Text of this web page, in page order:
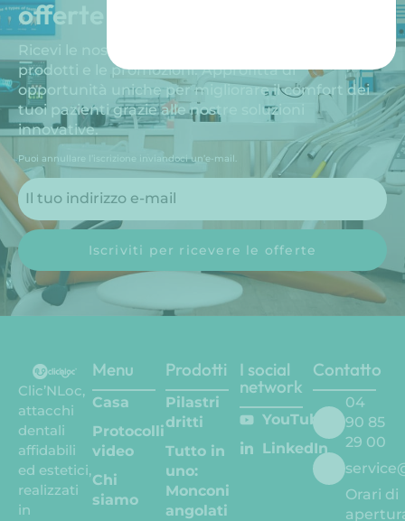
offerte speciali e promozioni!
Ricevi le nostre esclusive offerte speciali, i nuovi
prodotti e le promozioni. Approfitta di
opportunità uniche per migliorare il comfort dei
tuoi pazienti grazie alle nostre soluzioni
innovative.
Puoi annullare l’iscrizione inviandoci un’e-mail.
Iscriviti per ricevere le offerte
Clic’NLoc,
attacchi
dentali
affidabili
ed estetici,
realizzati
in
Menu
Casa
Protocolli
video
Chi
siamo
Prodotti
Pilastri
dritti
Tutto in
uno:
Monconi
angolati
I social
network
YouTube
LinkedIn
Contatto
04
90 85
29 00
Orari di